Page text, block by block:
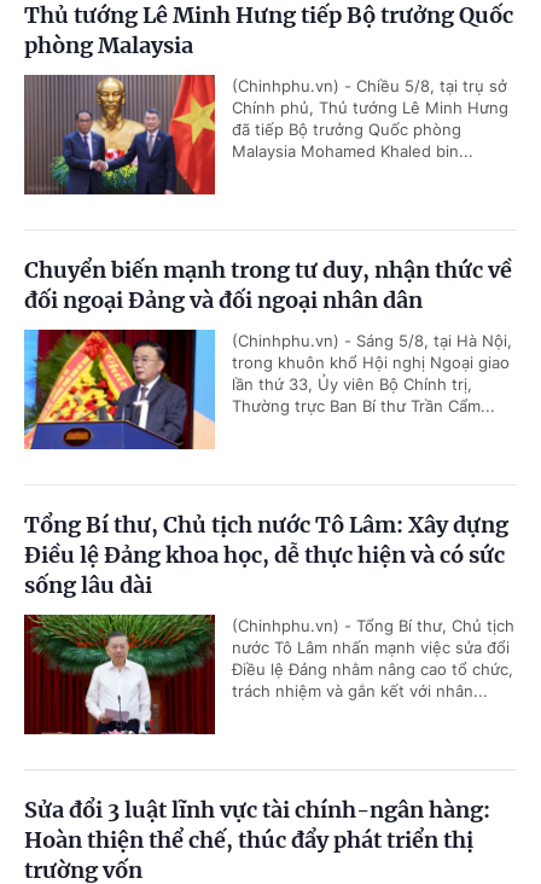
Thủ tướng Lê Minh Hưng tiếp Bộ trưởng Quốc
phòng Malaysia
(Chinhphu.vn) - Chiều 5/8, tại trụ sở
Chính phủ, Thủ tướng Lê Minh Hưng
đã tiếp Bộ trưởng Quốc phòng
Malaysia Mohamed Khaled bin...
Chuyển biến mạnh trong tư duy, nhận thức về
đối ngoại Đảng và đối ngoại nhân dân
(Chinhphu.vn) - Sáng 5/8, tại Hà Nội,
trong khuôn khổ Hội nghị Ngoại giao
lần thứ 33, Ủy viên Bộ Chính trị,
Thường trực Ban Bí thư Trần Cẩm...
Tổng Bí thư, Chủ tịch nước Tô Lâm: Xây dựng
Điều lệ Đảng khoa học, dễ thực hiện và có sức
sống lâu dài
(Chinhphu.vn) - Tổng Bí thư, Chủ tịch
nước Tô Lâm nhấn mạnh việc sửa đổi
Điều lệ Đảng nhằm nâng cao tổ chức,
trách nhiệm và gắn kết với nhân...
Sửa đổi 3 luật lĩnh vực tài chính-ngân hàng:
Hoàn thiện thể chế, thúc đẩy phát triển thị
trường vốn